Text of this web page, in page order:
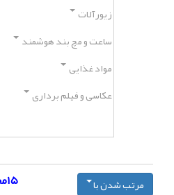
زیورآلات
ساعت و مچ بند هوشمند
مواد غذایی
عکاسی و فیلم برداری
مرتب شدن با ۱۵محصول